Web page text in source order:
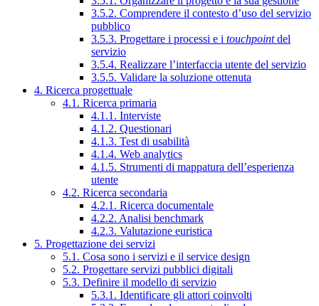
3.5.2. Comprendere il contesto d’uso del servizio
pubblico
3.5.3. Progettare i processi e i touchpointdel
servizio
3.5.4. Realizzare l’interfaccia utente del servizio
3.5.5. Validare la soluzione ottenuta
4. Ricerca progettuale
4.1. Ricerca primaria
4.1.1. Interviste
4.1.2. Questionari
4.1.3. Test di usabilità
4.1.4. Web analytics
4.1.5. Strumenti di mappatura dell’esperienza
utente
4.2. Ricerca secondaria
4.2.1. Ricerca documentale
4.2.2. Analisi benchmark
4.2.3. Valutazione euristica
5. Progettazione dei servizi
5.1. Cosa sono i servizi e il service design
5.2. Progettare servizi pubblici digitali
5.3. Definire il modello di servizio
5.3.1. Identificare gli attori coinvolti